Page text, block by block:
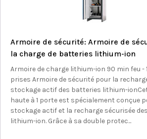
Armoire de sécurité: Armoire de
la charge de batteries lithium-ion
Armoire de charge lithium-ion 90 min feu -
prises Armoire de sécurité pour la
stockage actif des batteries lithium-
haute à 1 porte est spécialement conçue
stockage actif et la recharge sécurisée
lithium-ion. Grâce à sa double protec...